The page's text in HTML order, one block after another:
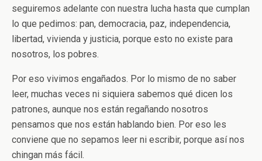
seguiremos adelante con nuestra lucha hasta que cumplan
lo que pedimos: pan, democracia, paz, independencia,
libertad, vivienda y justicia, porque esto no existe para
nosotros, los pobres.
Por eso vivimos engañados. Por lo mismo de no saber
leer, muchas veces ni siquiera sabemos qué dicen los
patrones, aunque nos están regañando nosotros
pensamos que nos están hablando bien. Por eso les
conviene que no sepamos leer ni escribir, porque así nos
chingan más fácil.